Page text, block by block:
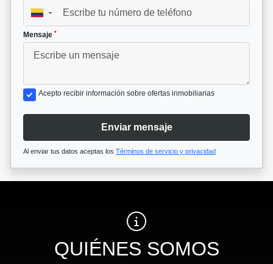
▼
Mensaje *
Acepto recibir información sobre ofertas inmobiliarias
Enviar mensaje
Al enviar tus datos aceptas los Términos de servicio y privacidad
QUIÉNES SOMOS